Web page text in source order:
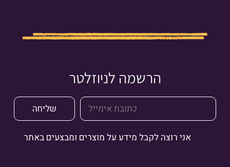
הרשמה לניוזלטר
אני רוצה לקבל מידע על מוצרים ומבצעים באתר